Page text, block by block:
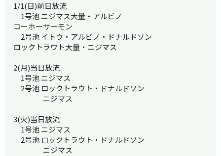
1/1(日)前日放流
1号池 ニジマス大量・アルビノ
コーホーサーモン
2号池 イトウ・アルビノ・ドナルドソン
ロックトラウト大量・ニジマス
2(月)当日放流
1号池 ニジマス
2号池 ロックトラウト・ドナルドソン
ニジマス
3(火)当日放流
1号池 ニジマス
2号池 ロックトラウト・ドナルドソン
ニジマス